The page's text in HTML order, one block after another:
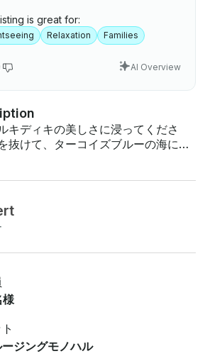
is great for:
Relaxation Families
AI Overview
キディキの美しさに浸ってくださ
抜けて、ターコイズブルーの海に飛
陽を浴びましょう。旅は専門の乗組
隠れた名所、カメノスビーチのきら
景まで、船旅の冒険は忘れられない
。海岸探検を再定義する私たちにご
ドリンクを飲んだ後、ポルトカラス
フォス島に向かい（約30分）、そこ
ります。楽しい時間を過ごした後、
の北にある小さなスパラトロニシア
この美しいラグーンに停泊した後、
海岸を北上し、美しいビーチと透き
様
ージングモノハル